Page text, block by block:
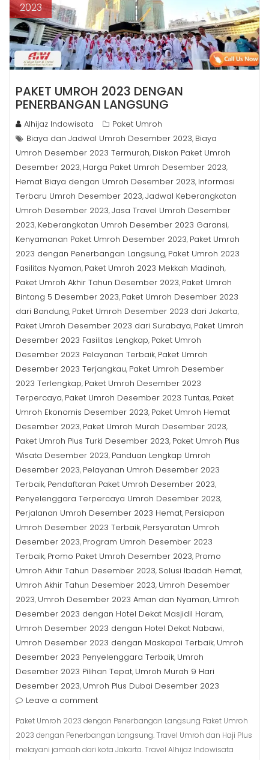
2023
PAKET UMROH 2023 DENGAN
PENERBANGAN LANGSUNG
Alhijaz Indowisata
Paket Umroh
Biaya dan Jadwal Umroh Desember 2023, Biaya
Umroh Desember 2023 Termurah, Diskon Paket Umroh
Desember 2023, Harga Paket Umroh Desember 2023,
Hemat Biaya dengan Umroh Desember 2023, Informasi
Terbaru Umroh Desember 2023,Jadwal Keberangkatan
Umroh Desember 2023,Jasa Travel Umroh Desember
2023, Keberangkatan Umroh Desember 2023 Garansi,
Kenyamanan Paket Umroh Desember 2023, Paket Umroh
2023 dengan Penerbangan Langsung, Paket Umroh 2023
Fasilitas Nyaman, Paket Umroh 2023 Mekkah Madinah,
Paket Umroh Akhir Tahun Desember 2023, Paket Umroh
Bintang 5 Desember 2023, Paket Umroh Desember 2023
dari Bandung, Paket Umroh Desember 2023 dari Jakarta,
Paket Umroh Desember 2023 dari Surabaya, Paket Umroh
Desember 2023 Fasilitas Lengkap, Paket Umroh
Desember 2023 Pelayanan Terbaik, Paket Umroh
Desember 2023 Terjangkau, Paket Umroh Desember
2023 Terlengkap, Paket Umroh Desember 2023
Terpercaya, Paket Umroh Desember 2023 Tuntas, Paket
Umroh Ekonomis Desember 2023, Paket Umroh Hemat
Desember 2023, Paket Umroh Murah Desember 2023,
Paket Umroh Plus Turki Desember 2023, Paket Umroh Plus
Wisata Desember 2023, Panduan Lengkap Umroh
Desember 2023, Pelayanan Umroh Desember 2023
Terbaik, Pendaftaran Paket Umroh Desember 2023,
Penyelenggara Terpercaya Umroh Desember 2023,
Perjalanan Umroh Desember 2023 Hemat, Persiapan
Umroh Desember 2023 Terbaik, Persyaratan Umroh
Desember 2023, Program Umroh Desember 2023
Terbaik, Promo Paket Umroh Desember 2023, Promo
Umroh Akhir Tahun Desember 2023, Solusi Ibadah Hemat,
Umroh Akhir Tahun Desember 2023, Umroh Desember
2023, Umroh Desember 2023 Aman dan Nyaman, Umroh
Desember 2023 dengan Hotel Dekat Masjidil Haram,
Umroh Desember 2023 dengan Hotel Dekat Nabawi,
Umroh Desember 2023 dengan Maskapai Terbaik, Umroh
Desember 2023 Penyelenggara Terbaik, Umroh
Desember 2023 Pilihan Tepat, Umroh Murah 9 Hari
Desember 2023, Umroh Plus Dubai Desember 2023
Leave a comment
Paket Umroh 2023 dengan Penerbangan Langsung Paket Umroh
2023 dengan Penerbangan Langsung. Travel Umroh dan Haji Plus
melayani jamaah dari kota Jakarta. Travel Alhijaz Indowisata